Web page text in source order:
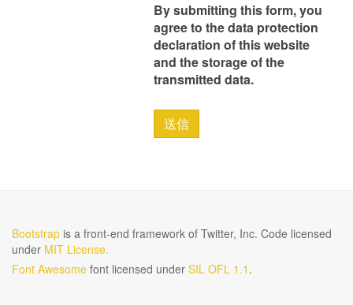
By submitting this form, you
agree to the data protection
declaration of this website
and the storage of the
transmitted data.
送信
Bootstrap is a front-end framework of Twitter, Inc. Code licensed
under MIT License.
Font Awesome font licensed under SIL OFL 1.1 .